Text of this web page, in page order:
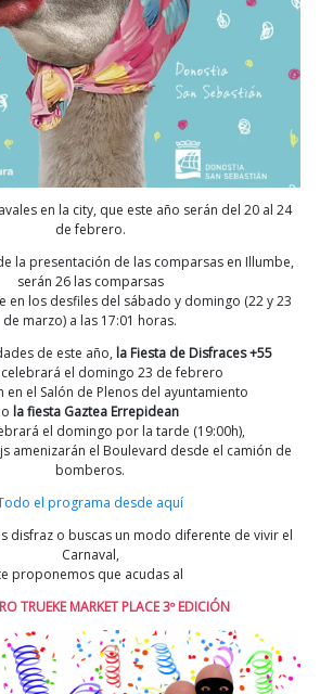
en la city, que este año serán del 20 al 24
de febrero.
la presentación de las comparsas en Illumbe,
serán 26 las comparsas
en los desfiles del sábado y domingo (22 y 23
de marzo) a las 17:01 horas.
de este año, la Fiesta de Disfraces +55
celebrará el domingo 23 de febrero
en el Salón de Plenos del ayuntamiento
o la fiesta Gaztea Errepidean
el domingo por la tarde (19:00h),
amenizarán el Boulevard desde el camión de
bomberos.
el programa desde aquí
disfraz o buscas un modo diferente de vivir el
Carnaval,
proponemos que acudas al
TRUEKE MARKET PLACE 3º EDICIÓN